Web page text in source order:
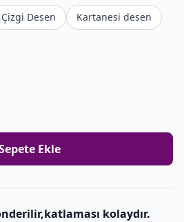
Çizgi Desen Kartanesi desen
Ekle
kolaydır.